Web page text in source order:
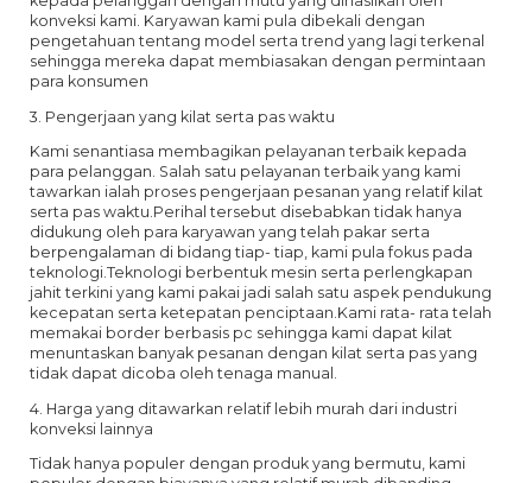
konveksi kami. Karyawan kami pula dibekali dengan
pengetahuan tentang model serta trend yang lagi terkenal
sehingga mereka dapat membiasakan dengan permintaan
para konsumen
3. Pengerjaan yang kilat serta pas waktu
Kami senantiasa membagikan pelayanan terbaik kepada
para pelanggan. Salah satu pelayanan terbaik yang kami
tawarkan ialah proses pengerjaan pesanan yang relatif kilat
serta pas waktu.Perihal tersebut disebabkan tidak hanya
didukung oleh para karyawan yang telah pakar serta
berpengalaman di bidang tiap- tiap, kami pula fokus pada
teknologi.Teknologi berbentuk mesin serta perlengkapan
jahit terkini yang kami pakai jadi salah satu aspek pendukung
kecepatan serta ketepatan penciptaan.Kami rata- rata telah
memakai border berbasis pc sehingga kami dapat kilat
menuntaskan banyak pesanan dengan kilat serta pas yang
tidak dapat dicoba oleh tenaga manual.
4. Harga yang ditawarkan relatif lebih murah dari industri
konveksi lainnya
Tidak hanya populer dengan produk yang bermutu, kami